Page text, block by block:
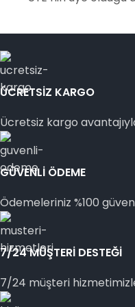
ÜCRETSİZ KARGO
Ücretsiz kargo
GÜVENLİ ÖDEME
Ödemeleriniz %100
7/24 MÜŞTERİ DESTEĞİ
7/24 müşteri